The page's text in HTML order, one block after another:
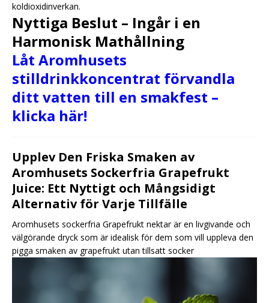
koldioxidinverkan.
Nyttiga Beslut – Ingår i en
Harmonisk Mathållning
Låt Aromhusets
stilldrinkkoncentrat förvandla
ditt vatten till en smakfest –
klicka här!
Upplev Den Friska Smaken av
Aromhusets Sockerfria Grapefrukt
Juice: Ett Nyttigt och Mångsidigt
Alternativ för Varje Tillfälle
Aromhusets sockerfria Grapefrukt nektar är en livgivande och
välgörande dryck som är idealisk för dem som vill uppleva den
pigga smaken av grapefrukt utan tillsatt socker